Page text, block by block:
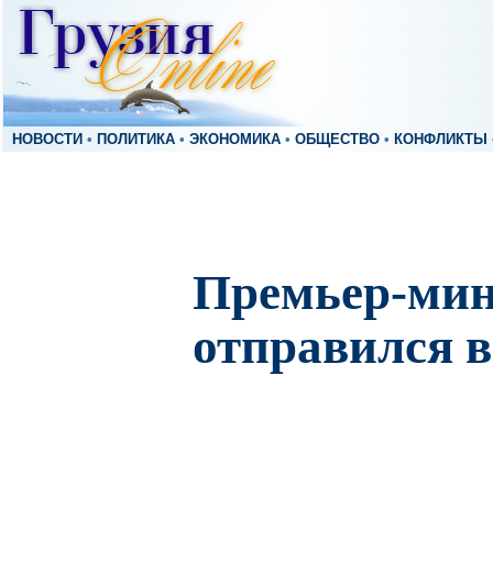
НОВОСТИ • ПОЛИТИКА • ЭКОНОМИКА • ОБЩЕСТВО • КОНФЛИКТЫ
Премьер-
отправился